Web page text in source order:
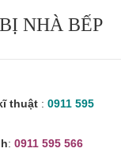
NHÀ BẾP
thuật : 0911 595
: 0911 595 566